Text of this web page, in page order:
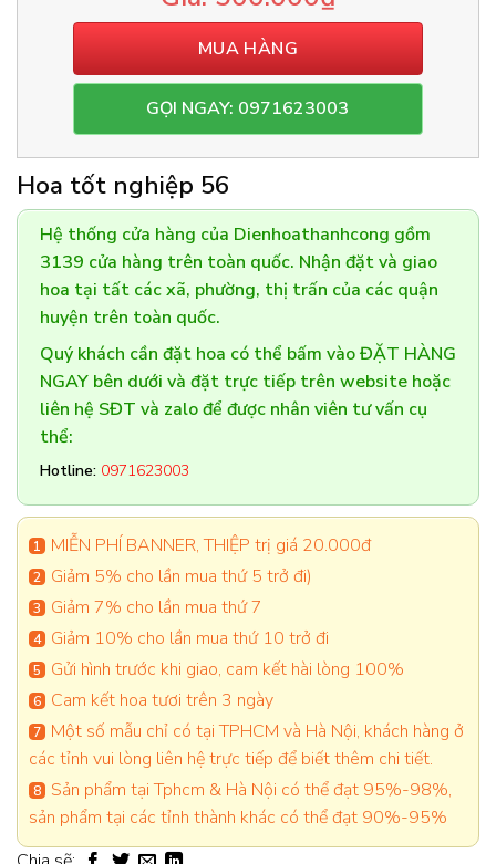
MUA HÀNG
GỌI NGAY: 0971623003
Hoa tốt nghiệp 56
Hệ thống cửa hàng của Dienhoathanhcong gồm
3139 cửa hàng trên toàn quốc. Nhận đặt và giao
hoa tại tất các xã, phường, thị trấn của các quận
huyện trên toàn quốc.
Quý khách cần đặt hoa có thể bấm vào ĐẶT HÀNG
NGAY bên dưới và đặt trực tiếp trên website hoặc
liên hệ SĐT và zalo để được nhân viên tư vấn cụ
thể:
Hotline: 0971623003
MIỄN PHÍ BANNER, THIỆP trị giá 20.000đ
Giảm 5% cho lần mua thứ 5 trở đi)
Giảm 7% cho lần mua thứ 7
Giảm 10% cho lần mua thứ 10 trở đi
Gửi hình trước khi giao, cam kết hài lòng 100%
Cam kết hoa tươi trên 3 ngày
Một số mẫu chỉ có tại TPHCM và Hà Nội, khách hàng ở
các tỉnh vui lòng liên hệ trực tiếp để biết thêm chi tiết.
Sản phẩm tại Tphcm & Hà Nội có thể đạt 95%-98%,
sản phẩm tại các tỉnh thành khác có thể đạt 90%-95%